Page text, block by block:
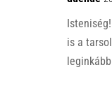
k
is a